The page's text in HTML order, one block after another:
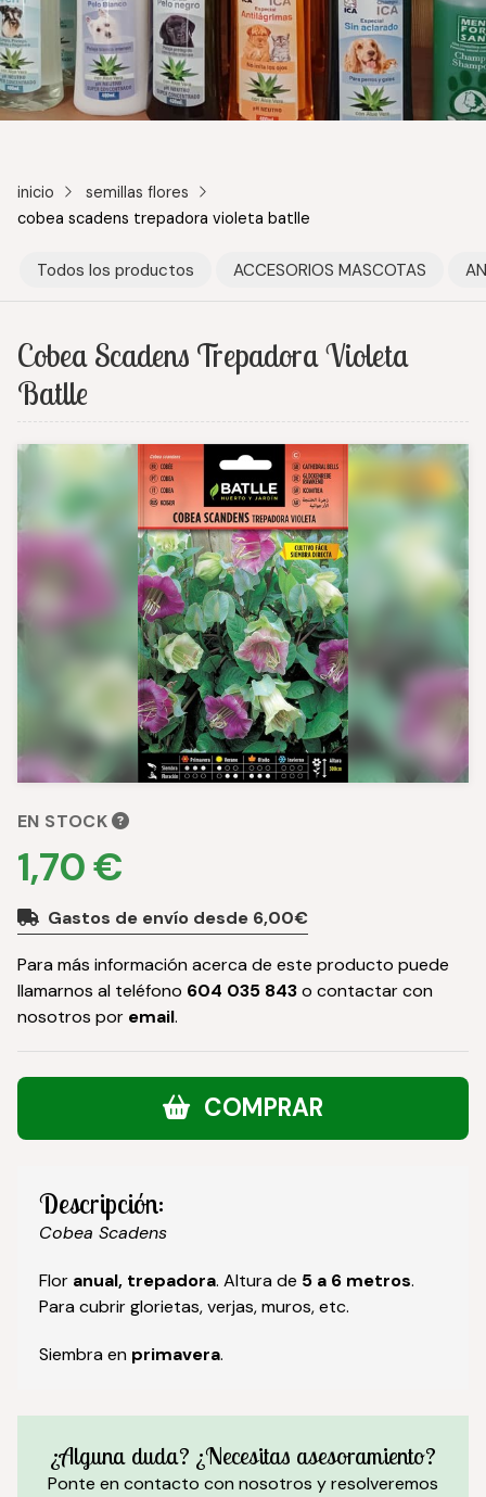
inicio
semillas flores
cobea scadens trepadora violeta batlle
Todos los productos ACCESORIOS MASCOTAS
Cobea Scadens Trepadora Violeta
Batlle
EN STOCK
1,70 €
Gastos de envío desde 6,00€
Para más información acerca de este producto puede
llamarnos al teléfono 604 035 843o contactar con
nosotros por email.
COMPRAR
Descripción:
Cobea Scadens
Flor anual, trepadora. Altura de 5 a 6 metros.
Para cubrir glorietas, verjas, muros, etc.
Siembra en primavera.
¿Alguna duda? ¿Necesitas asesoramiento?
Ponte en contacto con nosotros y resolveremos